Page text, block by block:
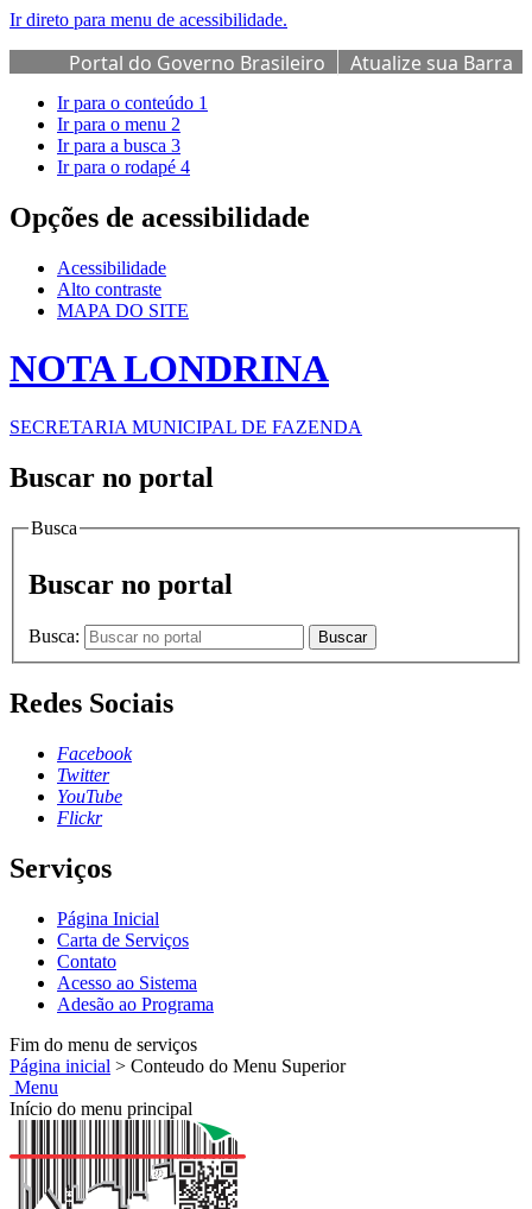
Ir direto para menu de acessibilidade.
Portal do Governo Brasileiro
Atualize sua Barra
de Governo
Ir para o conteúdo 1
Ir para o menu 2
Ir para a busca 3
Ir para o rodapé 4
Opções de acessibilidade
Acessibilidade
Alto contraste
MAPA DO SITE
NOTA LONDRINA
SECRETARIA MUNICIPAL DE FAZENDA
Buscar no portal
Busca
Buscar no portal
Busca: Buscar
Redes Sociais
Facebook
Twitter
YouTube
Flickr
Serviços
Página Inicial
Carta de Serviços
Contato
Acesso ao Sistema
Adesão ao Programa
Fim do menu de serviços
Página inicial > Conteudo do Menu Superior
Menu
Início do menu principal